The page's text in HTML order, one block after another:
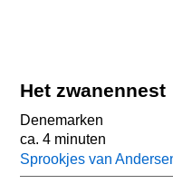
Het zwanennest
Denemarken
ca. 4 minuten
Sprookjes van